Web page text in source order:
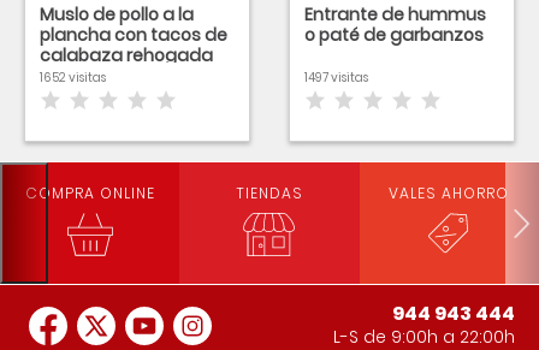
Muslo de pollo a la
plancha con tacos de
calabaza rehogada
1652 visitas
Entrante de hummus
o paté de garbanzos
1497 visitas
COMPRA ONLINE TIENDAS VALES AHORRO
944 943 444
L-S de 9:00h a 22:00h